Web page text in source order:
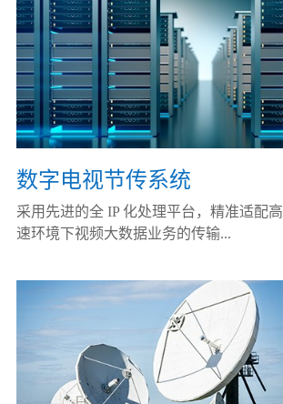
数字电视节传系统
采用先进的全 IP 化处理平台，精准适配高
速环境下视频大数据业务的传输...